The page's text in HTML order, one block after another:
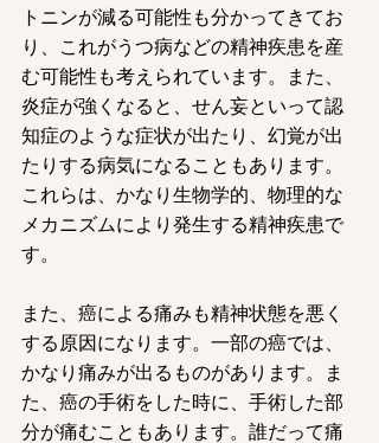
トニンが減る可能性も分かってきてお
り、これがうつ病などの精神疾患を産
む可能性も考えられています。また、
炎症が強くなると、せん妄といって認
知症のような症状が出たり、幻覚が出
たりする病気になることもあります。
これらは、かなり生物学的、物理的な
メカニズムにより発生する精神疾患で
す。
また、癌による痛みも精神状態を悪く
する原因になります。一部の癌では、
かなり痛みが出るものがあります。ま
た、癌の手術をした時に、手術した部
分が痛むこともあります。誰だって痛